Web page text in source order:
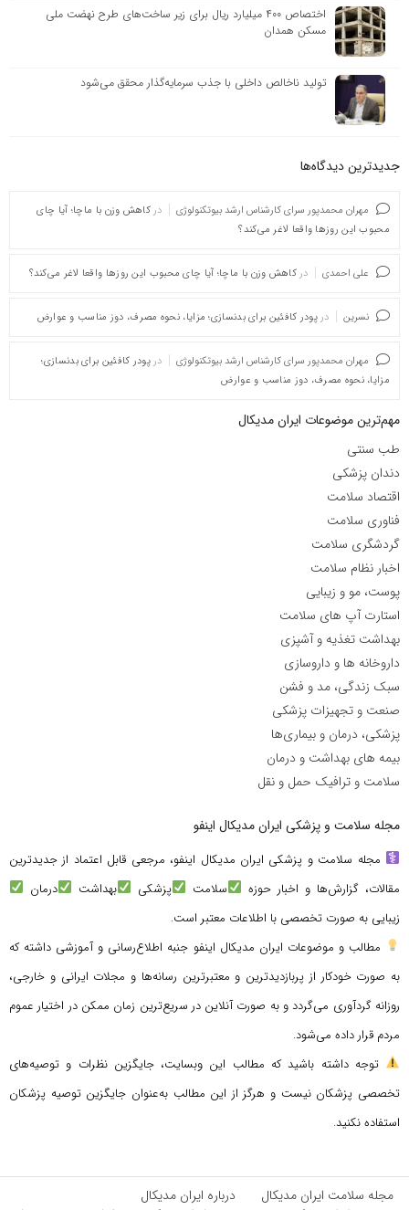
اختصاص ۴۰۰ میلیارد ریال برای زیر ساخت‌های طرح نهضت ملی
مسکن همدان
تولید ناخالص داخلی با جذب سرمایه‌گذار محقق می‌شود
جدیدترین دیدگاه‌‌ها
مهران محمدپور سرای کارشناس ارشد بیوتکنولوژی در کاهش وزن با ماچا؛ آیا چای
محبوب این روزها واقعا لاغر می‌کند؟
علی احمدی در کاهش وزن با ماچا؛ آیا چای محبوب این روزها واقعا لاغر می‌کند؟
نسرین در پودر کافئین برای بدنسازی؛ مزایا، نحوه مصرف، دوز مناسب و عوارض
مهران محمدپور سرای کارشناس ارشد بیوتکنولوژی در پودر کافئین برای بدنسازی؛
مزایا، نحوه مصرف، دوز مناسب و عوارض
مهم‌ترین موضوعات ایران مدیکال
طب سنتی
دندان پزشکی
اقتصاد سلامت
فناوری سلامت
گردشگری سلامت
اخبار نظام سلامت
پوست، مو و زیبایی
استارت آپ های سلامت
بهداشت تغذیه و آشپزی
داروخانه ها و داروسازی
سبک زندگی، مد و فشن
صنعت و تجهیزات پزشکی
پزشکی، درمان و بیماری‌ها
بیمه های بهداشت و درمان
سلامت و ترافیک حمل و نقل
مجله سلامت و پزشکی ایران مدیکال اینفو
مجله سلامت و پزشکی ایران مدیکال اینفو، مرجعی قابل اعتماد از جدیدترین
مقالات، گزارش‌ها و اخبار حوزه
سلامت پزشکی بهداشت
درمان
زیبایی به صورت تخصصی با اطلاعات معتبر است.
مطالب و موضوعات ایران مدیکال اینفو جنبه اطلاع‌رسانی و آموزشی داشته که
به صورت خودکار از پربازدیدترین و معتبرترین رسانه‌ها و مجلات ایرانی و خارجی،
روزانه گردآوری می‌گردد و به صورت آنلاین در سریع‌ترین زمان ممکن در اختیار عموم
مردم قرار داده می‌شود.
توجه داشته باشید که مطالب این وبسایت، جایگزین نظرات و توصیه‌های
تخصصی پزشکان نیست و هرگز از این مطالب به‌عنوان جایگزین توصیه پزشکان
استفاده نکنید.
مجله سلامت ایران مدیکال
درباره ایران مدیکال